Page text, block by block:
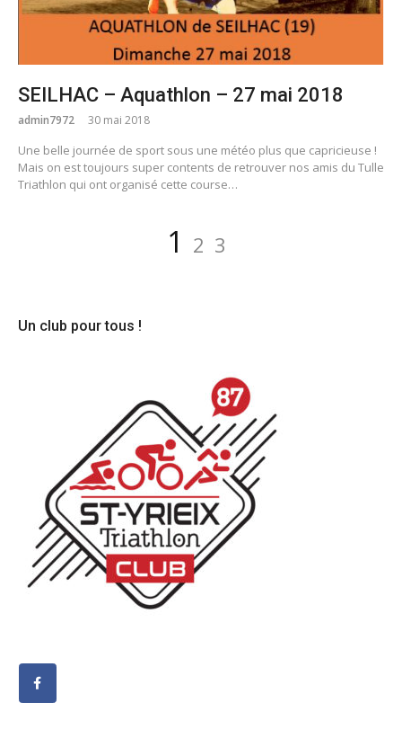
SEILHAC – Aquathlon – 27 mai 2018
admin7972 30 mai 2018
Une belle journée de sport sous une météo plus que capricieuse !
Mais on est toujours super contents de retrouver nos amis du Tulle
Triathlon qui ont organisé cette course…
Page
1 Page
2 Page
3
Un club pour tous !